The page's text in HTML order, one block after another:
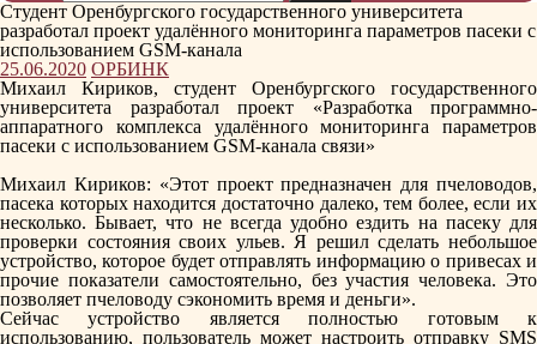
Студент Оренбургского государственного университета
разработал проект удалённого мониторинга параметров пасеки с
использованием GSM-канала
25.06.2020 ОРБИНК
Михаил Кириков, студент Оренбургского государственного
университета разработал проект «Разработка программно-
аппаратного комплекса удалённого мониторинга параметров
пасеки с использованием GSM-канала связи»
Михаил Кириков: «Этот проект предназначен для пчеловодов,
пасека которых находится достаточно далеко, тем более, если их
несколько. Бывает, что не всегда удобно ездить на пасеку для
проверки состояния своих ульев. Я решил сделать небольшое
устройство, которое будет отправлять информацию о привесах и
прочие показатели самостоятельно, без участия человека. Это
позволяет пчеловоду сэкономить время и деньги».
Сейчас устройство является полностью готовым к
использованию, пользователь может настроить отправку SMS